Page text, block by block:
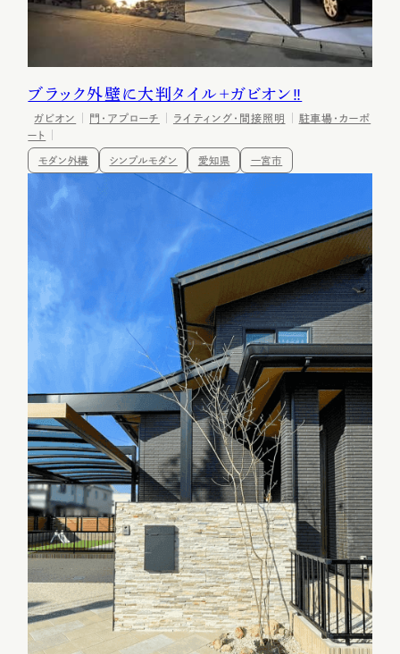
ブラック外壁に大判タイル+ガビオン‼
ガビオン 門・アプローチ ライティング・間接照明
駐車場・カーポ
ート
モダン外構 シンプルモダン 愛知県 一宮市